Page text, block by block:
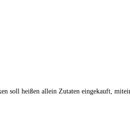
soll heißen allein Zutaten eingekauft,